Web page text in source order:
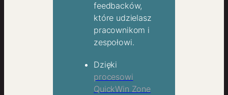
feedbacków,
które udzielasz
pracownikom i
zespołowi.
Dzięki
procesowi
QuickWin Zone